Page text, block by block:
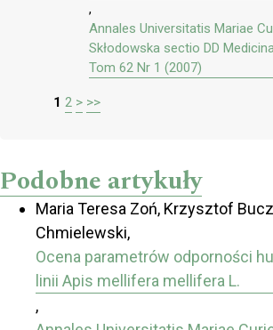
,
Annales Universitatis Mariae
Skłodowska sectio DD
Tom 62 Nr 1 (2007)
1 2 > >>
Podobne artykuły
Maria Teresa Zoń, Krzysztof
Chmielewski,
Ocena parametrów odporności
linii Apis mellifera mellifera L.
,